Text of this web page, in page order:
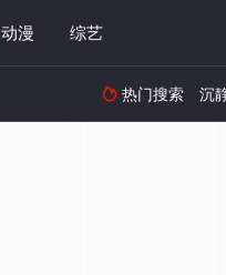
动漫 综艺
 热门搜索 沉